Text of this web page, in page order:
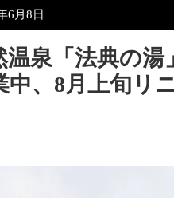
6月8日
泉「法典の湯
中、8月上旬リ